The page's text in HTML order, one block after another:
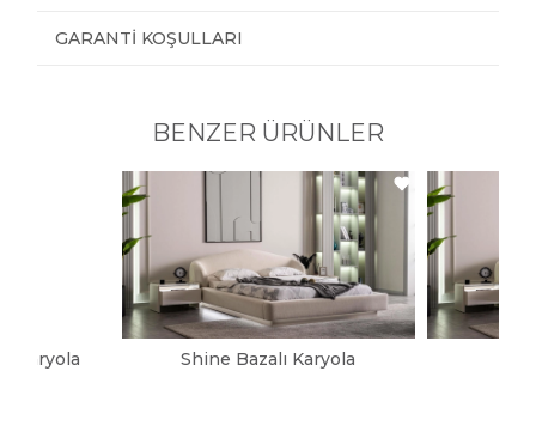
GARANTI KOŞULLARI
BENZER ÜRÜNLER
Karyola Shine Bazalı Karyola